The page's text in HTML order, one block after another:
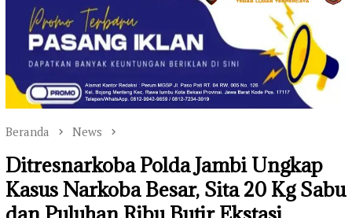
Beranda News
Ditresnarkoba Polda Jambi Ungkap
Kasus Narkoba Besar, Sita 20 Kg Sabu